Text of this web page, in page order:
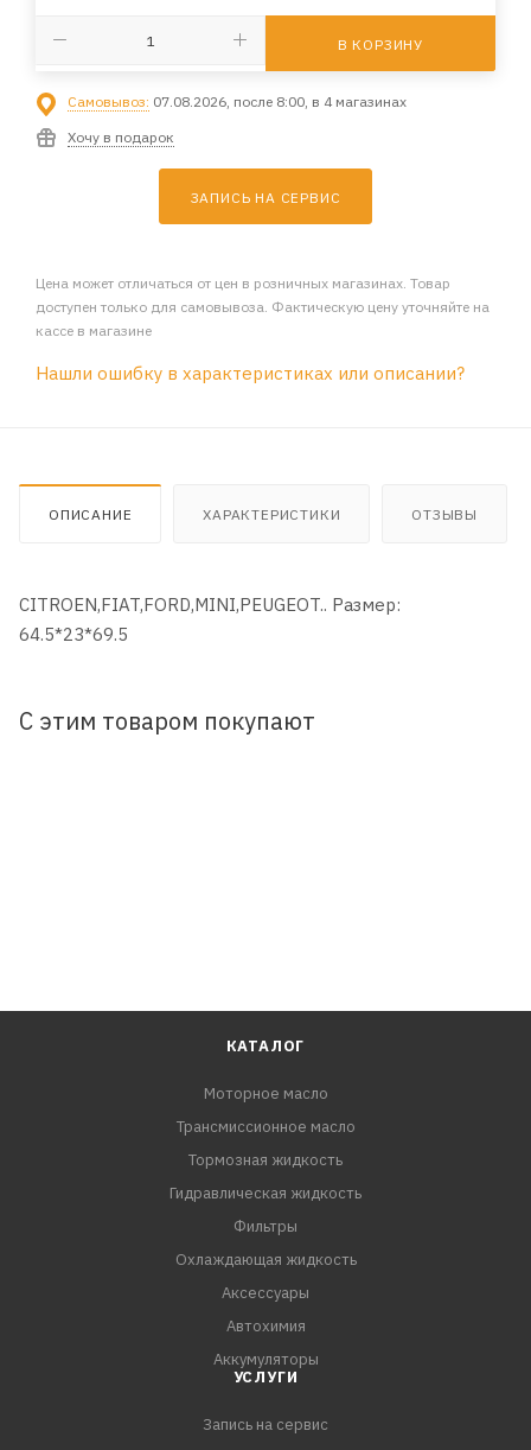
В КОРЗИНУ
Самовывоз: 07.08.2026, после 8:00, в 4 магазинах
Хочу в подарок
ЗАПИСЬ НА СЕРВИС
Цена может отличаться от цен в розничных магазинах. Товар
доступен только для самовывоза. Фактическую цену уточняйте на
кассе в магазине
Нашли ошибку в характеристиках или описании?
ОПИСАНИЕ ХАРАКТЕРИСТИКИ ОТЗЫВЫ
CITROEN,FIAT,FORD,MINI,PEUGEOT.. Размер:
64.5*23*69.5
С этим товаром покупают
КАТАЛОГ
Моторное масло
Трансмиссионное масло
Тормозная жидкость
Гидравлическая жидкость
Фильтры
Охлаждающая жидкость
Аксессуары
Автохимия
Аккумуляторы
УСЛУГИ
Запись на сервис